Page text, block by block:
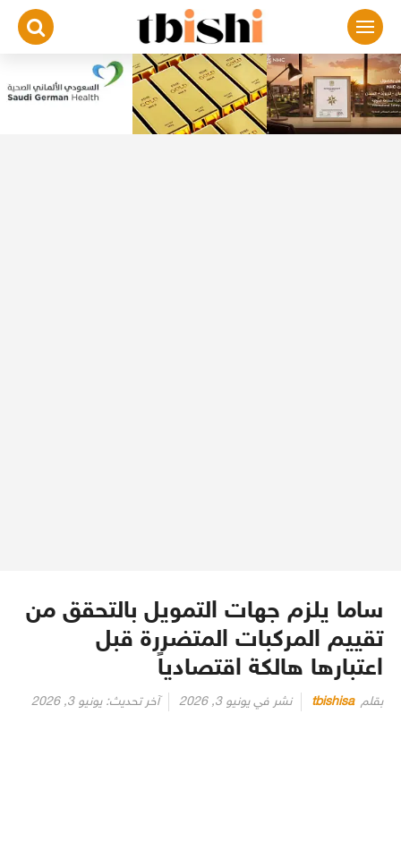
التجاوز
المحتوى
ساما يلزم جهات التمويل بالتحقق من
تقييم المركبات المتضررة قبل
اعتبارها هالكة اقتصادياً
بقلم tbishisa نشر في يونيو 3, 2026 آخر تحديث: يونيو 3, 2026